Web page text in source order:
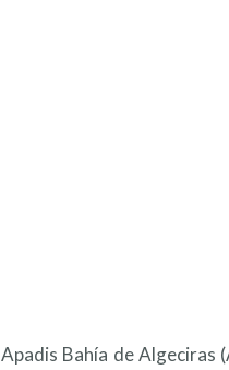
Apadis Bahía de Algeciras